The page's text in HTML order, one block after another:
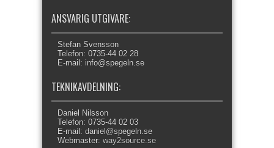
ANSVARIG UTGIVARE:
Stefan Svensson
Telefon: 0735-44 02 28
E-mail: info@spegeln.se
TEKNIKAVDELNING:
Daniel Nilsson
Telefon: 0735-44 02 03
E-mail: daniel@spegeln.se
Webmaster: way2source.se